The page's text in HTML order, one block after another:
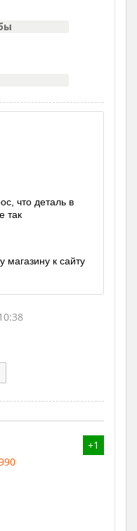
что деталь в
так
магазину к сайту
+1